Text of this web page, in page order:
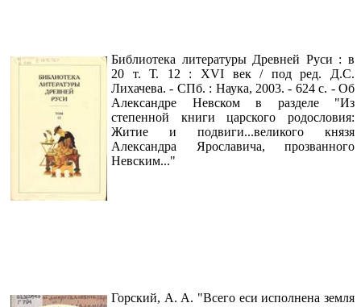
Библиотека литературы Древней Руси : в
20 т. Т. 12 : XVI век / под ред. Д.С.
Лихачева. - СПб. : Наука, 2003. - 624 с. - Об
Александре Невском в разделе "Из
степенной книги царского родословия:
Житие и подвиги...великого князя
Александра Ярославича, прозванного
Невским..."
Горский, А. А. "Всего еси исполнена земля